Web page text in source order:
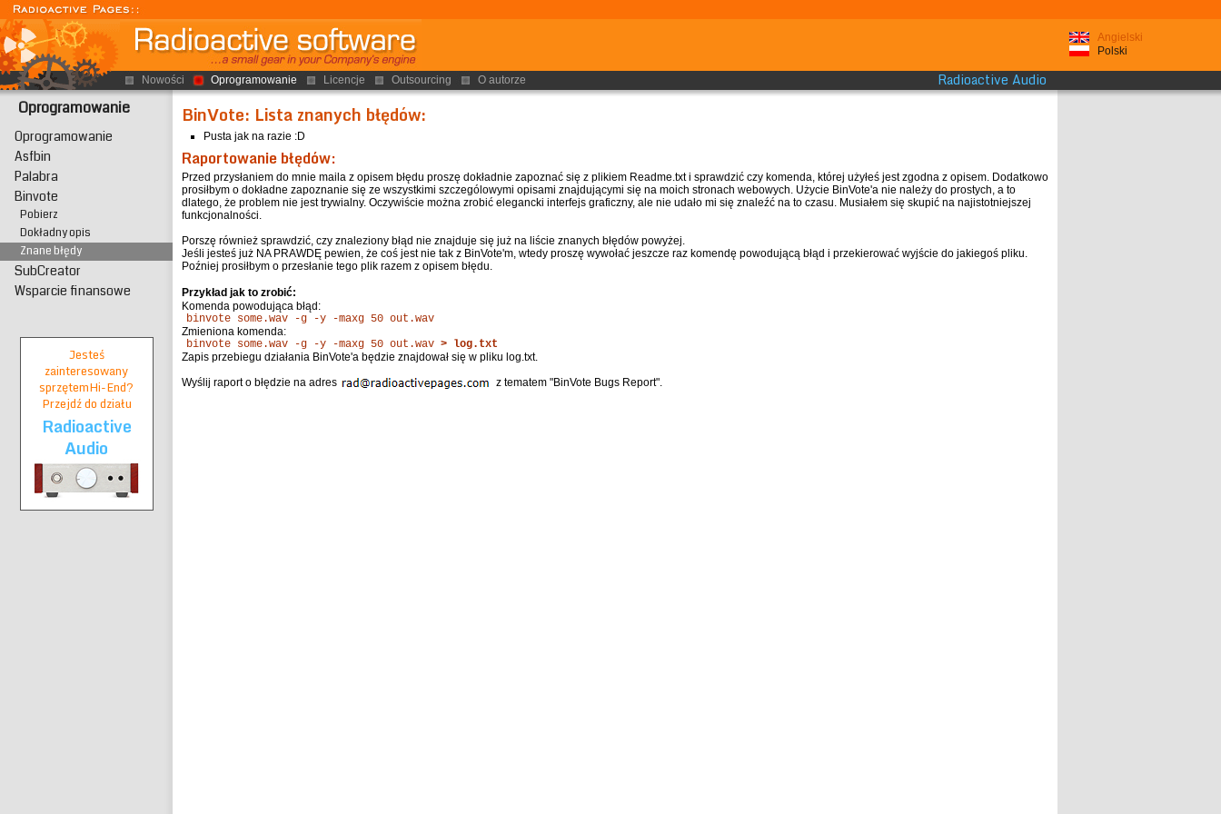
BinVote: Lista znanych błędów:
Pusta jak na razie :D
Raportowanie błędów:
Przed przysłaniem do mnie maila z opisem błędu proszę dokładnie zapoznać się z plikiem Readme.txt i sprawdzić czy komenda, której użyłeś jest zgodna z opisem. Dodatkowo
prosiłbym o dokładne zapoznanie się ze wszystkimi szczególowymi opisami znajdującymi się na moich stronach webowych. Użycie BinVote'a nie należy do prostych, a to
dlatego, że problem nie jest trywialny. Oczywiście można zrobić elegancki interfejs graficzny, ale nie udało mi się znaleźć na to czasu. Musiałem się skupić na najistotniejszej
funkcjonalności.
Porszę również sprawdzić, czy znaleziony błąd nie znajduje się już na liście znanych błędów powyżej.
Jeśli jesteś już NA PRAWDĘ pewien, że coś jest nie tak z BinVote'm, wtedy proszę wywołać jeszcze raz komendę powodującą błąd i przekierować wyjście do jakiegoś pliku.
Poźniej prosiłbym o przesłanie tego plik razem z opisem błędu.
Przykład jak to zrobić:
Komenda powodująca błąd:
binvote some.wav -g -y -maxg 50 out.wav
Zmieniona komenda:
binvote some.wav -g -y -maxg 50 out.wav > log.txt
Zapis przebiegu działania BinVote'a będzie znajdował się w pliku log.txt.
Wyślij raport o błędzie na adres
z tematem "BinVote Bugs Report".
Oprogramowanie
Oprogramowanie
Asfbin
Palabra
Binvote
Pobierz
Dokładny opis
Znane błędy
SubCreator
Wsparcie finansowe
Jesteś
zainteresowany
sprzętemHi-End?
Przejdź do działu
Radioactive
Audio
Angielski
Polski
Nowości Oprogramowanie Licencje Outsourcing O autorze Radioactive Audio